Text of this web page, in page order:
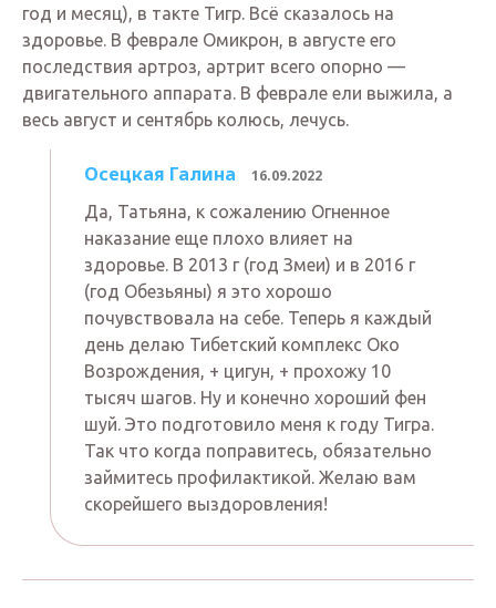
год и месяц), в такте Тигр. Всё сказалось на
здоровье. В феврале Омикрон, в августе его
последствия артроз, артрит всего опорно —
двигательного аппарата. В феврале ели выжила, а
весь август и сентябрь колюсь, лечусь.
Осецкая Галина 16.09.2022
Да, Татьяна, к сожалению Огненное
наказание еще плохо влияет на
здоровье. В 2013 г (год Змеи) и в 2016 г
(год Обезьяны) я это хорошо
почувствовала на себе. Теперь я каждый
день делаю Тибетский комплекс Око
Возрождения, + цигун, + прохожу 10
тысяч шагов. Ну и конечно хороший фен
шуй. Это подготовило меня к году Тигра.
Так что когда поправитесь, обязательно
займитесь профилактикой. Желаю вам
скорейшего выздоровления!